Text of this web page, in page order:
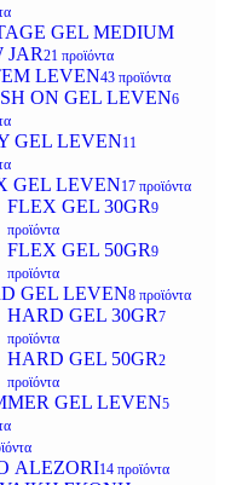
GEL MEDIUM
JAR21 προϊόντα
LEVEN43 προϊόντα
ON GEL LEVEN6
GEL LEVEN11
GEL LEVEN17 προϊόντα
FLEX GEL 30GR9
προϊόντα
FLEX GEL 50GR9
προϊόντα
GEL LEVEN8 προϊόντα
HARD GEL 30GR7
προϊόντα
HARD GEL 50GR2
προϊόντα
GEL LEVEN5
ALEZORI14 προϊόντα